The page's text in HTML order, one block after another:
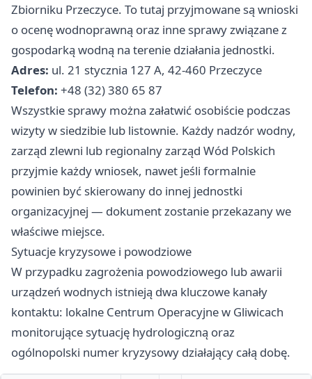
Zbiorniku Przeczyce. To tutaj przyjmowane są wnioski
o ocenę wodnoprawną oraz inne sprawy związane z
gospodarką wodną na terenie działania jednostki.
Adres: ul. 21 stycznia 127 A, 42-460 Przeczyce
Telefon: +48 (32) 380 65 87
Wszystkie sprawy można załatwić osobiście podczas
wizyty w siedzibie lub listownie. Każdy nadzór wodny,
zarząd zlewni lub regionalny zarząd Wód Polskich
przyjmie każdy wniosek, nawet jeśli formalnie
powinien być skierowany do innej jednostki
organizacyjnej — dokument zostanie przekazany we
właściwe miejsce.
Sytuacje kryzysowe i powodziowe
W przypadku zagrożenia powodziowego lub awarii
urządzeń wodnych istnieją dwa kluczowe kanały
kontaktu: lokalne Centrum Operacyjne w Gliwicach
monitorujące sytuację hydrologiczną oraz
ogólnopolski numer kryzysowy działający całą dobę.